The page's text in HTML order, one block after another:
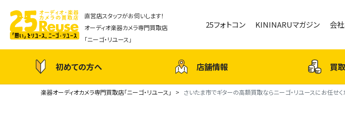
直営店スタッフがお伺いします！
オーディオ楽器カメラ専門買取店
「ニーゴ・リユース」
25フォトコン KININARUマガジン 会
初めての方へ 店舗情報 買
楽器オーディオカメラ専門買取店「ニーゴ・リユース」 さいたま市でギターの高額買取ならニーゴ・リユースにお任せく